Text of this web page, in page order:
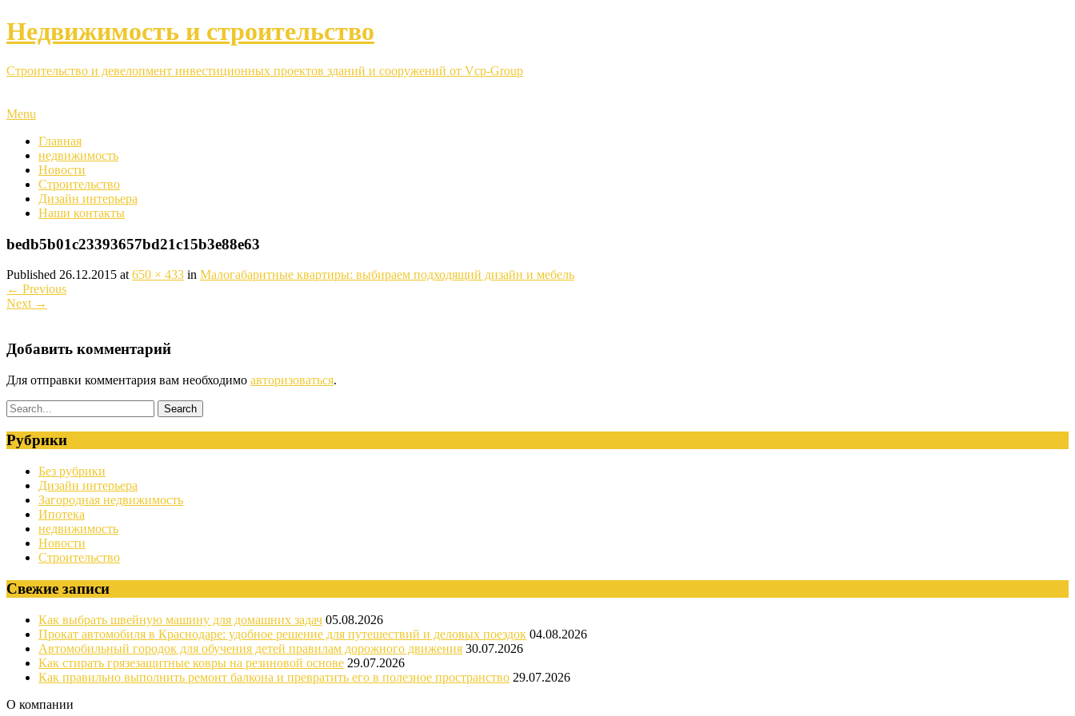
Недвижимость и строительство
Строительство и девелопмент инвестиционных проектов зданий и сооружений от Vcp-Group
Menu
Главная
недвижимость
Новости
Строительство
Дизайн интерьера
Наши контакты
bedb5b01c23393657bd21c15b3e88e63
Published 26.12.2015 at 650 × 433 in Малогабаритные квартиры: выбираем подходящий дизайн и мебель
← Previous
Next →
Добавить комментарий
Для отправки комментария вам необходимо авторизоваться.
Рубрики
Без рубрики
Дизайн интерьера
Загородная недвижимость
Ипотека
недвижимость
Новости
Строительство
Свежие записи
Как выбрать швейную машину для домашних задач 05.08.2026
Прокат автомобиля в Краснодаре: удобное решение для путешествий и деловых поездок 04.08.2026
Автомобильный городок для обучения детей правилам дорожного движения 30.07.2026
Как стирать грязезащитные ковры на резиновой основе 29.07.2026
Как правильно выполнить ремонт балкона и превратить его в полезное пространство 29.07.2026
О компании